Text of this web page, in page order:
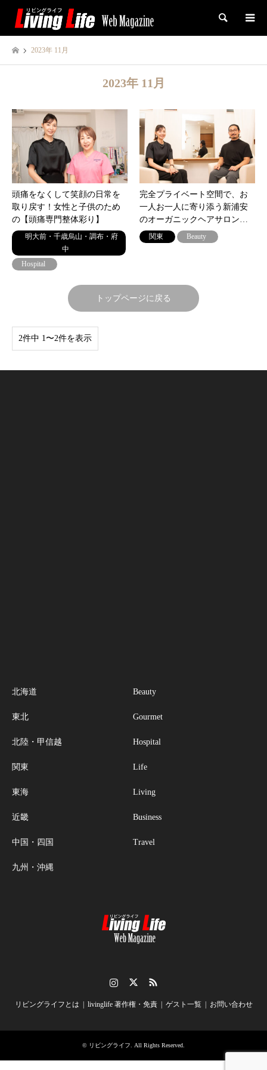
検索
2023年 11月
2023年 11月
頭痛をなくして笑顔の日常を
取り戻す！女性と子供のため
の【頭痛専門整体彩り】
明大前・千歳烏山・調布・府
中
Hospital
完全プライベート空間で、お
一人お一人に寄り添う新浦安
のオーガニックヘアサロン…
関東 Beauty
トップページに戻る
2件中 1〜2件を表示
北海道
東北
北陸・甲信越
関東
東海
近畿
中国・四国
九州・沖縄
Beauty
Gourmet
Hospital
Life
Living
Business
Travel
リビングライフとは livinglife 著作権・免責 ゲスト一覧 お問い合わせ
© リビングライフ. All Rights Reserved.